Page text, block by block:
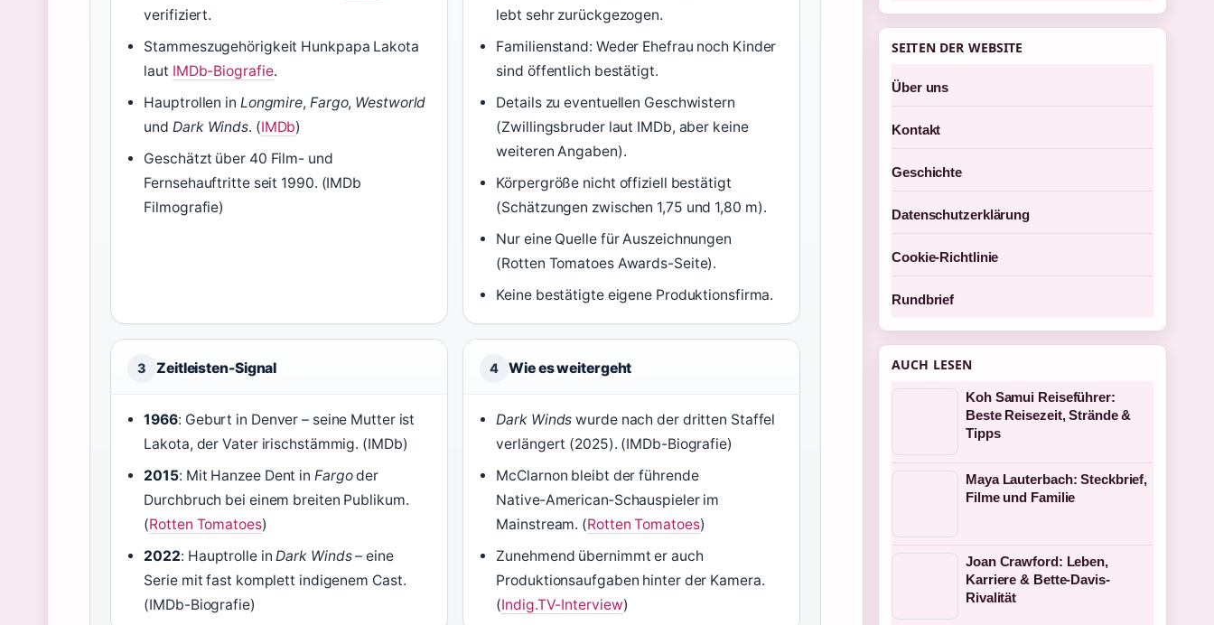
verifiziert.
Stammeszugehörigkeit Hunkpapa Lakota
laut IMDb-Biografie.
Hauptrollen in Longmire, Fargo, Westworld
und Dark Winds. (IMDb)
Geschätzt über 40 Film- und
Fernsehauftritte seit 1990. (IMDb
Filmografie)
lebt sehr zurückgezogen.
Familienstand: Weder Ehefrau noch Kinder
sind öffentlich bestätigt.
Details zu eventuellen Geschwistern
(Zwillingsbruder laut IMDb, aber keine
weiteren Angaben).
Körpergröße nicht offiziell bestätigt
(Schätzungen zwischen 1,75 und 1,80 m).
Nur eine Quelle für Auszeichnungen
(Rotten Tomatoes Awards-Seite).
Keine bestätigte eigene Produktionsfirma.
3 Zeitleisten-Signal
1966: Geburt in Denver – seine Mutter ist
Lakota, der Vater irischstämmig. (IMDb)
2015: Mit Hanzee Dent in Fargoder
Durchbruch bei einem breiten Publikum.
(Rotten Tomatoes)
2022: Hauptrolle inDark Winds– eine
Serie mit fast komplett indigenem Cast.
(IMDb-Biografie)
4 Wie es weitergeht
Dark Winds wurde nach der dritten Staffel
verlängert (2025). (IMDb-Biografie)
McClarnon bleibt der führende
Native‑American‑Schauspieler im
Mainstream. (Rotten Tomatoes)
Zunehmend übernimmt er auch
Produktionsaufgaben hinter der Kamera.
(Indig.TV-Interview)
SEITEN DER WEBSITE
Über uns
Kontakt
Geschichte
Datenschutzerklärung
Cookie-Richtlinie
Rundbrief
AUCH LESEN
Koh Samui Reiseführer:
Beste Reisezeit, Strände &
Tipps
Maya Lauterbach: Steckbrief,
Filme und Familie
Joan Crawford: Leben,
Karriere & Bette-Davis-
Rivalität